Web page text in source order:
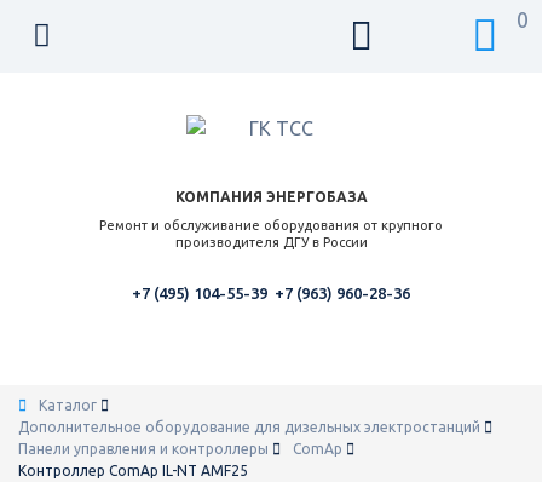
КОМПАНИЯ ЭНЕРГОБАЗА
Ремонт и обслуживание оборудования от крупного
производителя ДГУ в России
0
+7 (495) 104-55-39 +7 (963) 960-28-36
Каталог
Дополнительное оборудование для дизельных электростанций
Панели управления и контроллеры
ComAp
Контроллер ComAp IL-NT AMF25